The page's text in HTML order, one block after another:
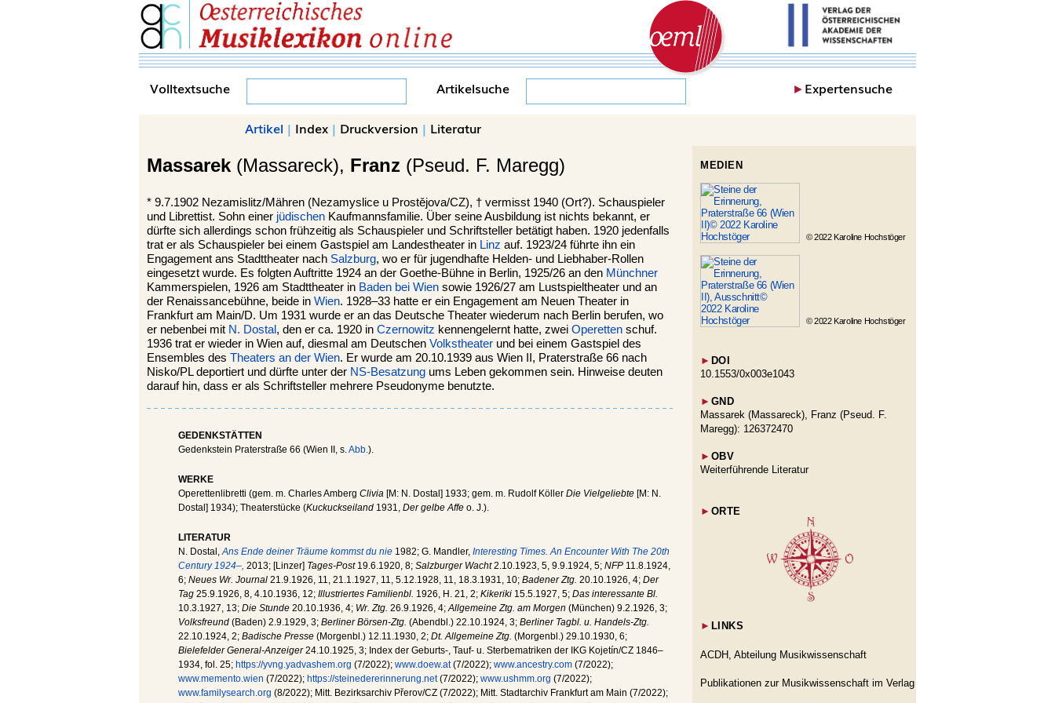
Volltextsuche Artikelsuche ►Expertensuche
Artikel | Index | Druckversion | Literatur
Massarek (Massareck), Franz (Pseud. F. Maregg)
* 9.7.1902 Nezamislitz/Mähren (Nezamyslice u Prostějova/CZ), † vermisst 1940 (Ort?). Schauspieler
und Librettist. Sohn einer jüdischen Kaufmannsfamilie. Über seine Ausbildung ist nichts bekannt, er
dürfte sich allerdings schon frühzeitig als Schauspieler und Schriftsteller betätigt haben. 1920 jedenfalls
trat er als Schauspieler bei einem Gastspiel am Landestheater in Linz auf. 1923/24 führte ihn ein
Engagement ans Stadttheater nach Salzburg, wo er für jugendhafte Helden- und Liebhaber-Rollen
eingesetzt wurde. Es folgten Auftritte 1924 an der Goethe-Bühne in Berlin, 1925/26 an den Münchner
Kammerspielen, 1926 am Stadttheater in Baden bei Wien sowie 1926/27 am Lustspieltheater und an
der Renaissancebühne, beide in Wien. 1928–33 hatte er ein Engagement am Neuen Theater in
Frankfurt am Main/D. Um 1931 wurde er an das Deutsche Theater wiederum nach Berlin berufen, wo
er nebenbei mit N. Dostal , den er ca. 1920 in Czernowitz kennengelernt hatte, zwei Operetten schuf.
1936 trat er wieder in Wien auf, diesmal am Deutschen Volkstheater und bei einem Gastspiel des
Ensembles des Theaters an der Wien. Er wurde am 20.10.1939 aus Wien II, Praterstraße 66 nach
Nisko/PL deportiert und dürfte unter der NS-Besatzung ums Leben gekommen sein. Hinweise deuten
darauf hin, dass er als Schriftsteller mehrere Pseudonyme benutzte.
GEDENKSTÄTTEN
Gedenkstein Praterstraße 66 (Wien II, s.Abb.).
WERKE
Operettenlibretti (gem. m. Charles Amberg Clivia [M: N. Dostal] 1933; gem. m. Rudolf Köller Die Vielgeliebte [M: N.
Dostal] 1934); Theaterstücke (Kuckuckseiland 1931, Der gelbe Affe o. J.).
LITERATUR
N. Dostal,Ans Ende deiner Träume kommst du nie 1982; G. Mandler, Interesting Times. An Encounter With The 20th
Century 1924–, 2013; [Linzer] Tages-Post19.6.1920, 8; Salzburger Wacht2.10.1923, 5, 9.9.1924, 5; NFP 11.8.1924,
6; Neues Wr. Journal 21.9.1926, 11, 21.1.1927, 11, 5.12.1928, 11, 18.3.1931, 10; Badener Ztg. 20.10.1926, 4; Der
Tag 25.9.1926, 8, 4.10.1936, 12; Illustriertes Familienbl. 1926, H. 21, 2; Kikeriki 15.5.1927, 5; Das interessante Bl.
10.3.1927, 13; Die Stunde 20.10.1936, 4; Wr. Ztg. 26.9.1926, 4;Allgemeine Ztg. am Morgen (München) 9.2.1926, 3;
Volksfreund (Baden) 2.9.1929, 3; Berliner Börsen-Ztg. (Abendbl.) 22.10.1924, 3; Berliner Tagbl. u. Handels-Ztg.
22.10.1924, 2; Badische Presse (Morgenbl.) 12.11.1930, 2; Dt. Allgemeine Ztg. (Morgenbl.) 29.10.1930, 6;
Bielefelder General-Anzeiger24.10.1925, 3; Index der Geburts-, Tauf- u. Sterbematriken der IKG Kojetín/CZ 1846–
1934, fol. 25; https://yvng.yadvashem.org (7/2022); www.doew.at(7/2022); www.ancestry.com (7/2022);
www.memento.wien (7/2022); https://steinedererinnerung.net(7/2022); www.ushmm.org (7/2022);
www.familysearch.org (8/2022); Mitt. Bezirksarchiv Přerov/CZ (7/2022); Mitt. Stadtarchiv Frankfurt am Main (7/2022);
MEDIEN
© 2022 Karoline Hochstöger
© 2022 Karoline Hochstöger
► DOI
10.1553/0x003e1043
► GND
Massarek (Massareck), Franz (Pseud. F.
Maregg): 126372470
► OBV
Weiterführende Literatur
► ORTE
► LINKS
ACDH, Abteilung Musikwissenschaft
Publikationen zur Musikwissenschaft im Verlag